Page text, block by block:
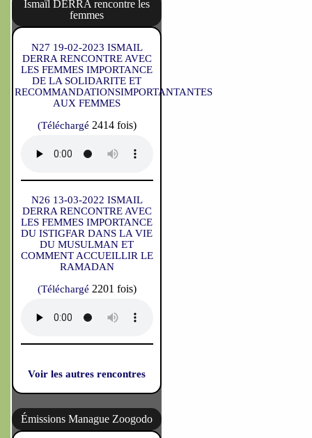
Ismaïl DERRA rencontre les
femmes
N27 19-02-2023 ISMAIL
DERRA RENCONTRE AVEC
LES FEMMES IMPORTANCE
DE LA SOLIDARITE ET
RECOMMANDATIONSIMPORTANTANTES
AUX FEMMES
(Téléchargé 2414 fois)
N26 13-03-2022 ISMAIL
DERRA RENCONTRE AVEC
LES FEMMES IMPORTANCE
DU ISTIGFAR DANS LA VIE
DU MUSULMAN ET
COMMENT ACCUEILLIR LE
RAMADAN
(Téléchargé 2201 fois)
Voir les autres rencontres
Émissions Manague Zoogodo